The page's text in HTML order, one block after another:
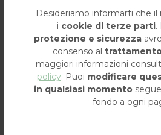
Desideriamo informarti che il
i cookie di terze parti.
protezione e sicurezza
consenso al
maggiori informazioni
policy. Puoi modificare
in qualsiasi momento
fondo a ogni
CHIAMA
055